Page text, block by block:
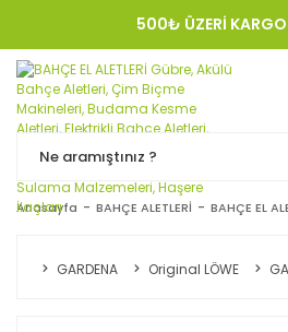
500₺ ÜZERİ
KREDI KARTINA 12
Anasayfa BAHÇE ALETLERİ BAHÇE EL
GARDENA Original LÖWE